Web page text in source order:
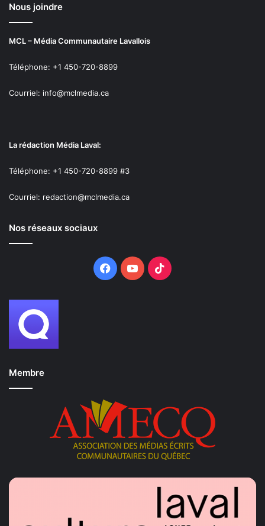
Nous joindre
MCL – Média Communautaire Lavallois
Téléphone: +1 450-720-8899
Courriel: info@mclmedia.ca
La rédaction Média Laval:
Téléphone: +1 450-720-8899 #3
Courriel: redaction@mclmedia.ca
Nos réseaux sociaux
Facebook
YouTubeTikTok
Membre